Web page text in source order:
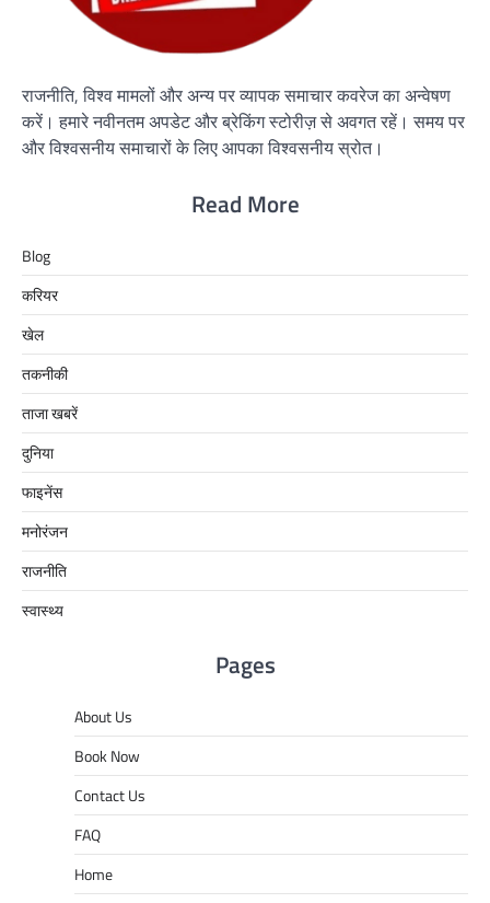
राजनीति, विश्व मामलों और अन्य पर व्यापक समाचार कवरेज का अन्वेषण
करें। हमारे नवीनतम अपडेट और ब्रेकिंग स्टोरीज़ से अवगत रहें। समय पर
और विश्वसनीय समाचारों के लिए आपका विश्वसनीय स्रोत।
Read More
Blog
करियर
खेल
तकनीकी
ताजा खबरें
दुनिया
फाइनेंस
मनोरंजन
राजनीति
स्वास्थ्य
Pages
About Us
Book Now
Contact Us
FAQ
Home